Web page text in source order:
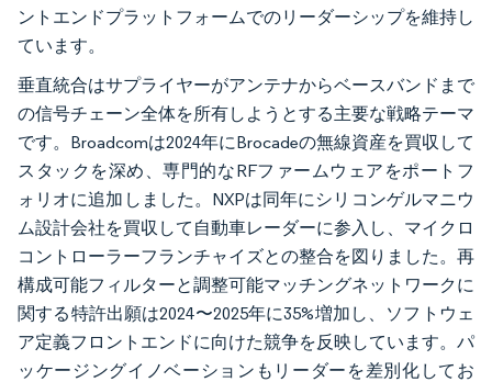
ントエンドプラットフォームでのリーダーシップを維持し
ています。
垂直統合はサプライヤーがアンテナからベースバンドまで
の信号チェーン全体を所有しようとする主要な戦略テーマ
です。Broadcomは2024年にBrocadeの無線資産を買収して
スタックを深め、専門的なRFファームウェアをポートフ
ォリオに追加しました。NXPは同年にシリコンゲルマニウ
ム設計会社を買収して自動車レーダーに参入し、マイクロ
コントローラーフランチャイズとの整合を図りました。再
構成可能フィルターと調整可能マッチングネットワークに
関する特許出願は2024〜2025年に35%増加し、ソフトウェ
ア定義フロントエンドに向けた競争を反映しています。パ
ッケージングイノベーションもリーダーを差別化してお